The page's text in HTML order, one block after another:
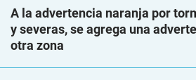
A la advertencia naranja por
y severas, se agrega una
otra zona